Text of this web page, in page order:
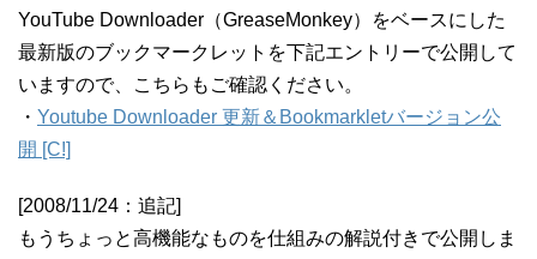
YouTube Downloader（GreaseMonkey）をベースにした
最新版のブックマークレットを下記エントリーで公開して
いますので、こちらもご確認ください。
・ Youtube Downloader 更新＆Bookmarkletバージョン公
開 [C!]
[2008/11/24：追記]
もうちょっと高機能なものを仕組みの解説付きで公開しま